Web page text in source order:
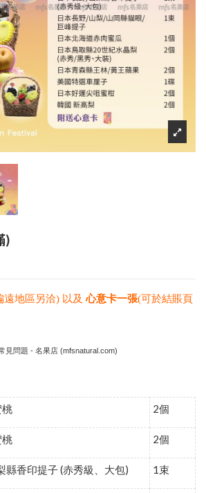
)
遠地區另洽) 以及心意卡一張(可於結賬頁
見問題 - 名果店 (mfsnatural.com)
桃 2個
桃 2個
縣香印提子(赤秀級、大包) 1束